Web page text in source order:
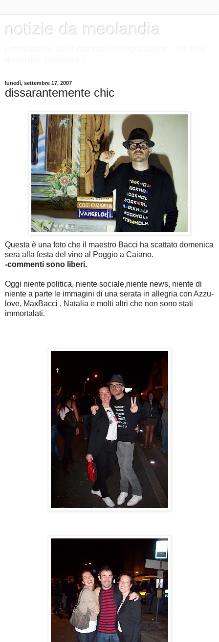
notizie da meolandia
lunedì, settembre 17, 2007
dissarantemente chic
Questa è una foto che il maestro Bacci ha scattato domenica
sera alla festa del vino al Poggio a Caiano.
-commenti sono liberi.
Oggi niente politica, niente sociale,niente news, niente di
niente a parte le immagini di una serata in allegria con Azzu-
love, MaxBacci , Natalia e molti altri che non sono stati
immortalati.